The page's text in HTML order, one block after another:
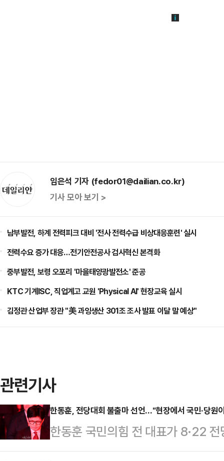
임은석 기자 (fedor01@dailian.co.kr)
기사 모아 보기 >
남부발전, 하계 전력피크 대비 '전사 전력수급 비상대응훈련' 실시
전력수요 증가 대응…전기안전공사 검사혁신 본격화
중부발전, 보령 오포리 '마을태양광발전소' 준공
KTC 기계ISC, 직업계고 교원 'Physical AI' 현장교육 실시
김정관 산업부 장관 "美 과잉생산 301조 조사 발표 이달 말 예상"
관련기사
한동훈, 전당대회 불출마 선언…"현장에서 국민·당원
한동훈 국민의힘 전 대표가 8·22
민과 당원이 주인이 되는 정치를